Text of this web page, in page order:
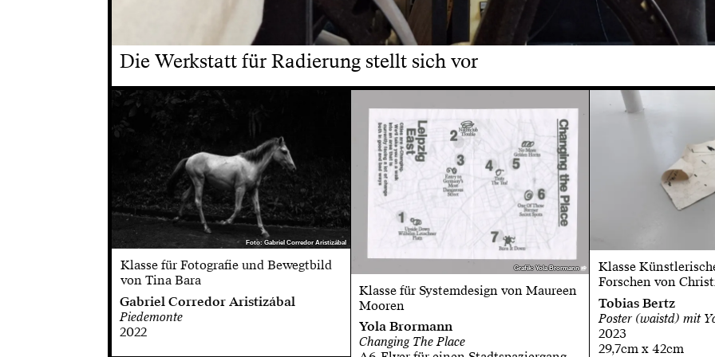
Die Werkstatt für Radierung stellt sich vor
Foto: Gabriel Corredor Aristizábal
Foto: Gabriel Corredor Aristizábal
Klasse für Fotografie und Bewegtbild
von Tina Bara
Gabriel Corredor Aristizábal
Piedemonte
2022
Grafik: Yola Brormann
Grafik: Yola Brormann
Klasse für Systemdesign von Maureen
Mooren
Yola Brormann
Changing The Place
Klasse
Forschen von
Tobias Bertz
Poster (waistd) mit
2023
29,7cm x 42cm